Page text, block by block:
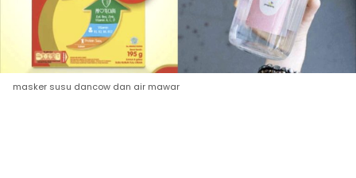
masker susu dancow dan air mawar